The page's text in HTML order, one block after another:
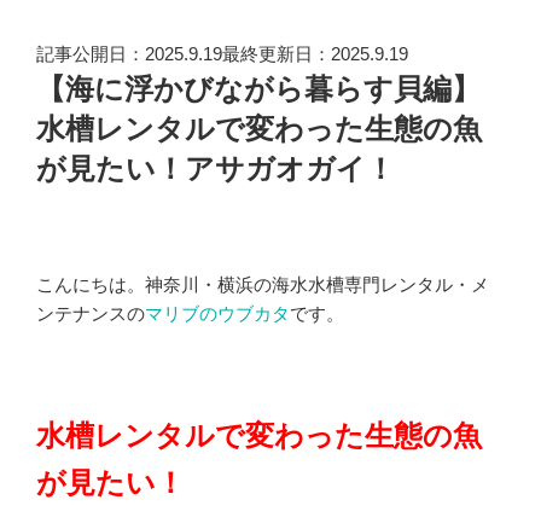
記事公開日：2025.9.19最終更新日：2025.9.19
【海に浮かびながら暮らす貝編】
水槽レンタルで変わった生態の魚
が見たい！アサガオガイ！
こんにちは。神奈川・横浜の海水水槽専門レンタル・メ
ンテナンスのマリブのウブカタです。
水槽レンタルで変わった生態の魚
が見たい！